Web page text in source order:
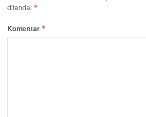
ditandai *
Komentar *